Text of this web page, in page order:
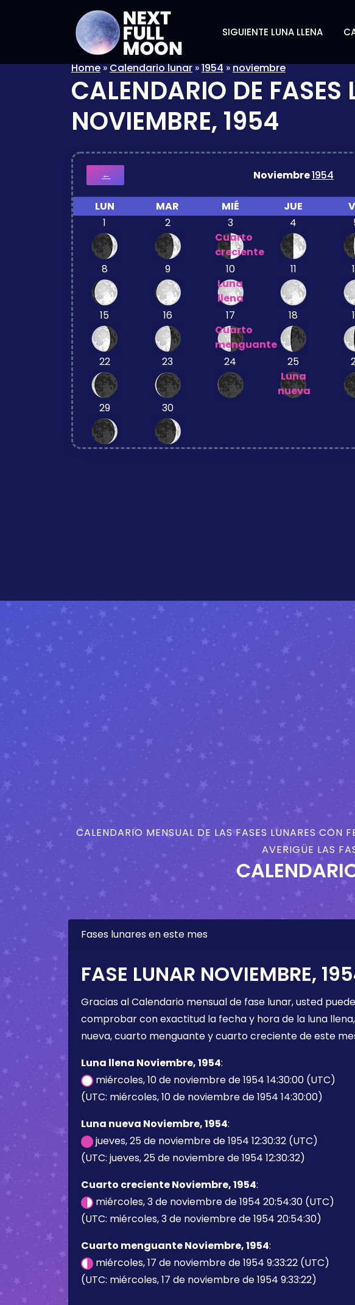
SIGUIENTE LUNA LLENA
Home»Calendario lunar»1954»noviembre
CALENDARIO DE FASES
NOVIEMBRE, 1954
← Noviembre1954
LUN MAR MIÉ JUE
1
2
3
Cuarto
creciente
4
8 9
10
Luna
llena
11
15 16
17
Cuarto
menguante
18
22 23 24
25
Luna
nueva
29 30
CALENDARIO MENSUAL DE LAS FASES LUNARES CON
AVERIGÜE LAS
Fases lunares en este mes
FASE LUNAR NOVIEMBRE,
Gracias al Calendario mensual de fase lunar, usted puede
comprobar con exactitud la fecha y hora de la luna
nueva, cuarto menguante y cuarto creciente de este
Luna llena Noviembre, 1954:
miércoles, 10 de noviembre de 1954 14:30:00 (UTC)
(UTC: miércoles, 10 de noviembre de 1954 14:30:00)
Luna nueva Noviembre, 1954:
jueves, 25 de noviembre de 1954 12:30:32 (UTC)
(UTC: jueves, 25 de noviembre de 1954 12:30:32)
Cuarto creciente Noviembre, 1954:
miércoles, 3 de noviembre de 1954 20:54:30 (UTC)
(UTC: miércoles, 3 de noviembre de 1954 20:54:30)
Cuarto menguante Noviembre, 1954:
miércoles, 17 de noviembre de 1954 9:33:22 (UTC)
(UTC: miércoles, 17 de noviembre de 1954 9:33:22)